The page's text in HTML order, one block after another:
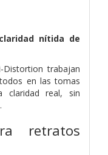
nítida de
Distortion trabajan
en las tomas
claridad real, sin
retratos